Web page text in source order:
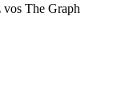
vos The Graph